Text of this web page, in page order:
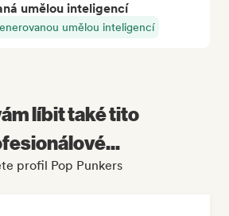
umělou inteligencí
umělou inteligencí
líbit také tito
profil Pop Punkers